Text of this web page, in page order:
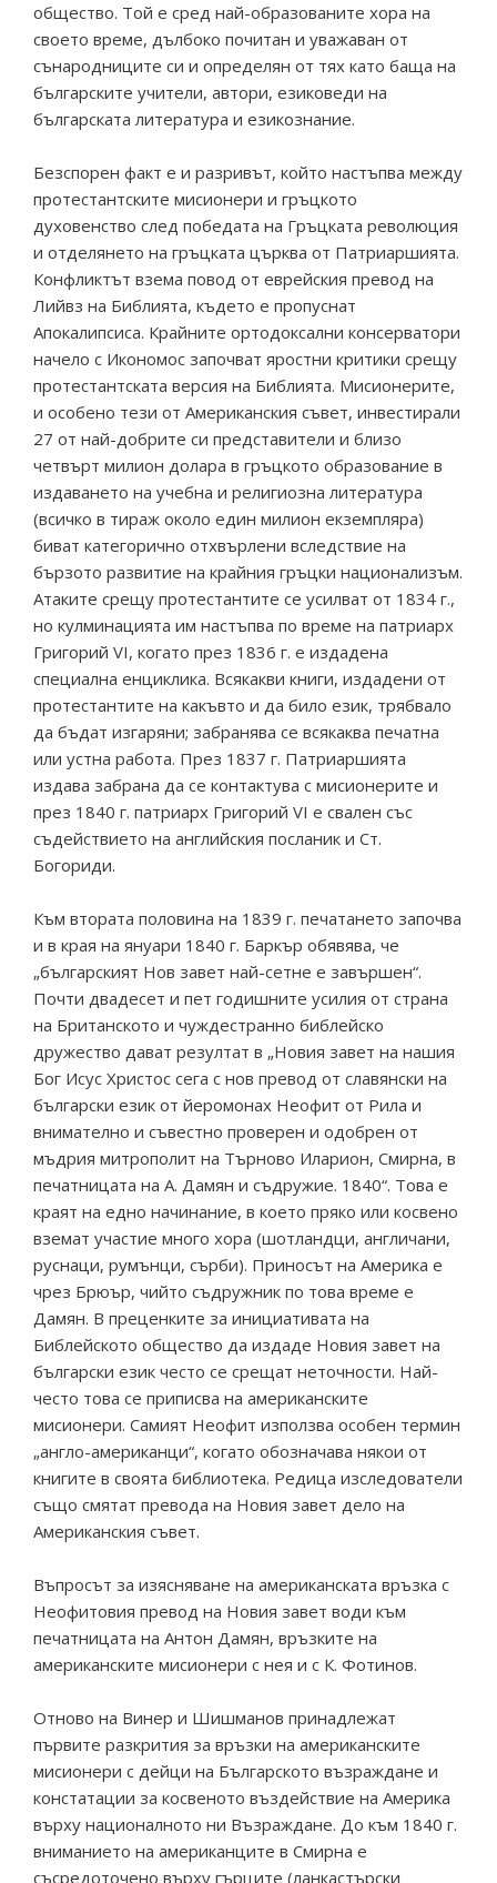
общество. Той е сред най-образованите хора на
своето време, дълбоко почитан и уважаван от
сънародниците си и определян от тях като баща на
българските учители, автори, езиковеди на
българската литература и езикознание.
Безспорен факт е и разривът, който настъпва между
протестантските мисионери и гръцкото
духовенство след победата на Гръцката революция
и отделянето на гръцката църква от Патриаршията.
Конфликтът взема повод от еврейския превод на
Лийвз на Библията, където е пропуснат
Апокалипсиса. Крайните ортодоксални консерватори
начело с Икономос започват яростни критики срещу
протестантската версия на Библията. Мисионерите,
и особено тези от Американския съвет, инвестирали
27 от най-добрите си представители и близо
четвърт милион долара в гръцкото образование в
издаването на учебна и религиозна литература
(всичко в тираж около един милион екземпляра)
биват категорично отхвърлени вследствие на
бързото развитие на крайния гръцки национализъм.
Атаките срещу протестантите се усилват от 1834 г.,
но кулминацията им настъпва по време на патриарх
Григорий VI, когато през 1836 г. е издадена
специална енциклика. Всякакви книги, издадени от
протестантите на какъвто и да било език, трябвало
да бъдат изгаряни; забранява се всякаква печатна
или устна работа. През 1837 г. Патриаршията
издава забрана да се контактува с мисионерите и
през 1840 г. патриарх Григорий VI е свален със
съдействието на английския посланик и Ст.
Богориди.
Към втората половина на 1839 г. печатането започва
и в края на януари 1840 г. Баркър обявява, че
„българският Нов завет най-сетне е завършен“.
Почти двадесет и пет годишните усилия от страна
на Британското и чуждестранно библейско
дружество дават резултат в „Новия завет на нашия
Бог Исус Христос сега с нов превод от славянски на
български език от йеромонах Неофит от Рила и
внимателно и съвестно проверен и одобрен от
мъдрия митрополит на Търново Иларион, Смирна, в
печатницата на А. Дамян и съдружие. 1840“. Това е
краят на едно начинание, в което пряко или косвено
вземат участие много хора (шотландци, англичани,
руснаци, румънци, сърби). Приносът на Америка е
чрез Брюър, чийто съдружник по това време е
Дамян. В преценките за инициативата на
Библейското общество да издаде Новия завет на
български език често се срещат неточности. Най-
често това се приписва на американските
мисионери. Самият Неофит използва особен термин
„англо-американци“, когато обозначава някои от
книгите в своята библиотека. Редица изследователи
също смятат превода на Новия завет дело на
Американския съвет.
Въпросът за изясняване на американската връзка с
Неофитовия превод на Новия завет води към
печатницата на Антон Дамян, връзките на
американските мисионери с нея и с К. Фотинов.
Отново на Винер и Шишманов принадлежат
първите разкрития за връзки на американските
мисионери с дейци на Българското възраждане и
констатации за косвеното въздействие на Америка
върху националното ни Възраждане. До към 1840 г.
вниманието на американците в Смирна е
съсредоточено върху гърците (ланкастърски